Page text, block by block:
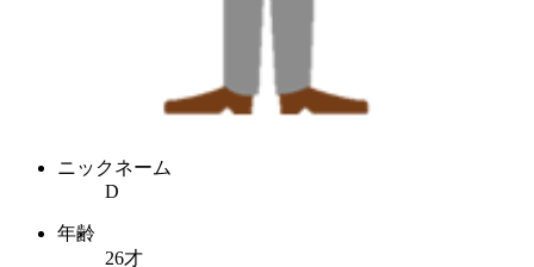
ニックネーム
D
年齢
26才